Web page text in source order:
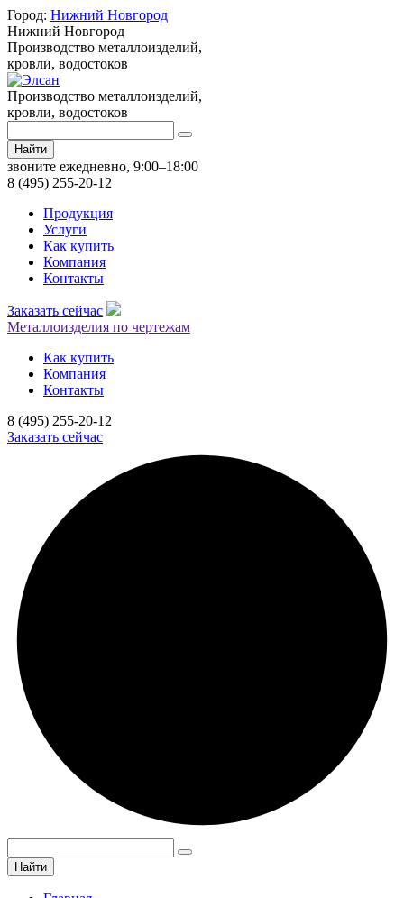
Город: Нижний Новгород
Нижний Новгород
Производство металлоизделий,
кровли, водостоков
Производство металлоизделий,
кровли, водостоков
Найти
звоните ежедневно, 9:00–18:00
8 (495) 255-20-12
Продукция
Услуги
Как купить
Компания
Контакты
Заказать сейчас
Металлоизделия по чертежам
Как купить
Компания
Контакты
8 (495) 255-20-12
Заказать сейчас
Найти